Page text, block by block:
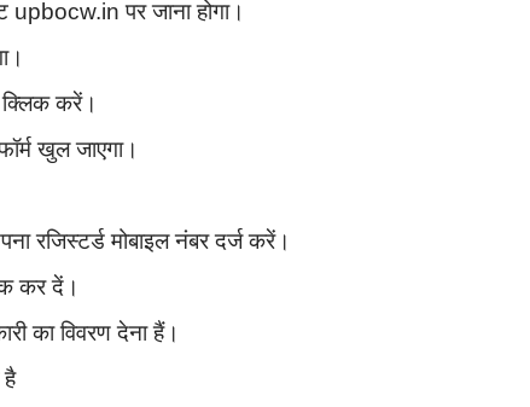
upbocw.in पर जाना होगा।
करें।
खुल जाएगा।
रजिस्टर्ड मोबाइल नंबर दर्ज करें।
कर दें।
का विवरण देना हैं।
है